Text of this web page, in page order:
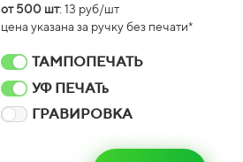
от 500 шт: 13 руб/шт
цена указана за ручку без печати*
ТАМПОПЕЧАТЬ
УФ ПЕЧАТь
ГРАВИРОВКА